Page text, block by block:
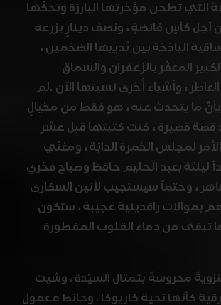
التي تطحن مؤخرتها البارزة وتحكّها
أجل كأسٍ فائضةٍ ، ونصف دينارٍ يزرعه
الباذخة بين ثدييها الضخمين ،
المعفّر بالزعفران والسماق
، وأشياء أُخرى نسيتها الآن .لم
ما يتحدث عنه ، هو فقط من مخيالٍ
قصيرة ، كنت كتبتها قبل عشر
لمجلس الخمرة الدابّة ، ومغنّي
ليلتَهُ بعبد الحليم حافظ وصباح فخري
، وحتماً سيستجيب لأنين السكارى
بموالات رافدينية عجيبة ، ستكون
تبقى من دماء القلوب المفطورة
محروسةً بتمثال السيّدة ، وشيت
كأنها تحية كاريوكا ، وحائط معمول